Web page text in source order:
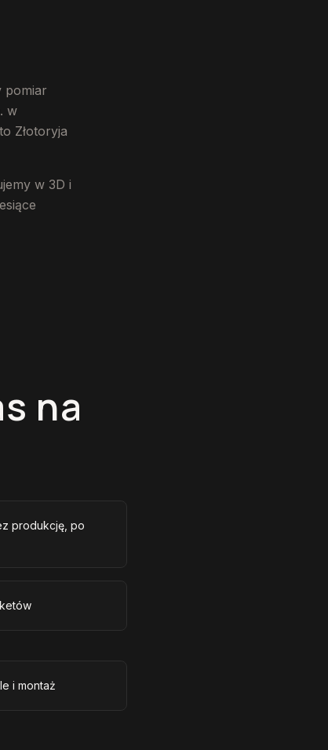
pomiar
w
Złotoryja
w 3D i
na
produkcję, po
i montaż